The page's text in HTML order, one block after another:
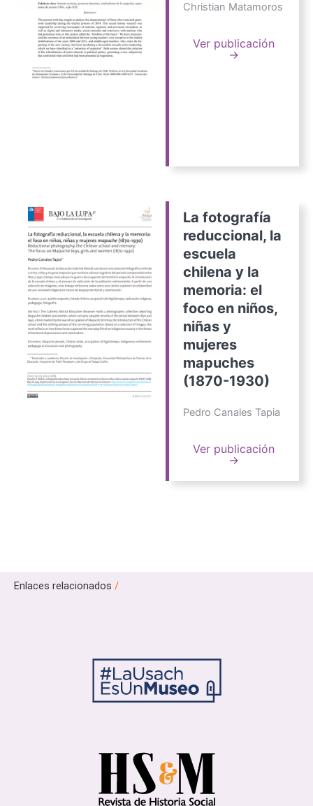
Christian Matamoros
Ver publicación
→
La fotografía
reduccional, la
escuela
chilena y la
memoria: el
foco en niños,
niñas y
mujeres
mapuches
(1870-1930)
Pedro Canales Tapia
Ver publicación
→
Enlaces relacionados /